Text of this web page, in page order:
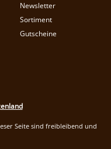
Newsletter
Sortiment
Gutscheine
Seite sind freibleibend und